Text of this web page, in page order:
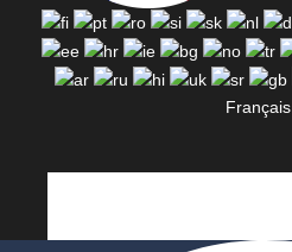
Français